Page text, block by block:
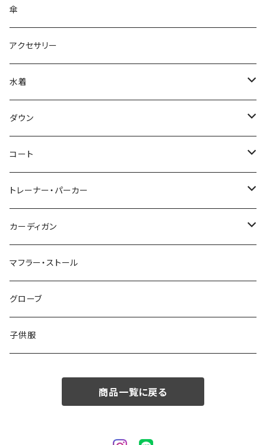
傘
アクセサリー
水着
～44/S
46/M
48/L
50/XL～
ダウン
～44/S
46/M
48/L
50/XL～
コート
～44/S
46/M
48/L
50/XL～
トレーナー・パーカー
～44/S
46/M
48/L
50/XL～
カーディガン
～44/S
46/M
48/L
マフラー・ストール
グローブ
子供服
商品一覧に戻る